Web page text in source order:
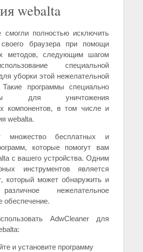
webalta
полностью исключить
браузера при помощи
методов, следующим шагом
специальной
уборки этой нежелательной
Такие программы специально
для уничтожения
компонентов, в том числе и
webalta.
множество бесплатных и
которые помогут вам
с вашего устройства. Одним
инструментов является
, который может обнаружить и
нежелательное
обеспечение.
AdwCleaner для
и установите программу